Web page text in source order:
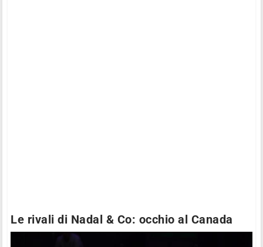
Le rivali di Nadal & Co: occhio al Canada